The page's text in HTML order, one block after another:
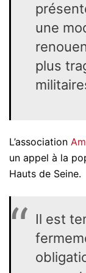
une
plus
L’association
un appel à la
Hauts de Seine.
Il est